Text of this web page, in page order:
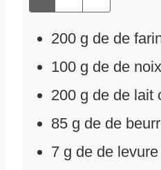
200 g de de
100 g de de
200 g de de lait
85 g de de
7 g de de